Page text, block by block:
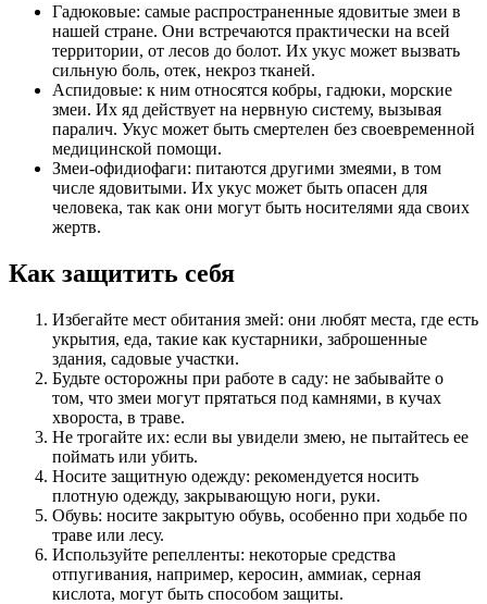
Гадюковые: самые распространенные ядовитые змеи в
нашей стране. Они встречаются практически на всей
территории, от лесов до болот. Их укус может вызвать
сильную боль, отек, некроз тканей.
Аспидовые: к ним относятся кобры, гадюки, морские
змеи. Их яд действует на нервную систему, вызывая
паралич. Укус может быть смертелен без своевременной
медицинской помощи.
Змеи-офидиофаги: питаются другими змеями, в том
числе ядовитыми. Их укус может быть опасен для
человека, так как они могут быть носителями яда своих
жертв.
Как защитить себя
Избегайте мест обитания змей: они любят места, где есть
укрытия, еда, такие как кустарники, заброшенные
здания, садовые участки.
Будьте осторожны при работе в саду: не забывайте о
том, что змеи могут прятаться под камнями, в кучах
хвороста, в траве.
Не трогайте их: если вы увидели змею, не пытайтесь ее
поймать или убить.
Носите защитную одежду: рекомендуется носить
плотную одежду, закрывающую ноги, руки.
Обувь: носите закрытую обувь, особенно при ходьбе по
траве или лесу.
Используйте репелленты: некоторые средства
отпугивания, например, керосин, аммиак, серная
кислота, могут быть способом защиты.